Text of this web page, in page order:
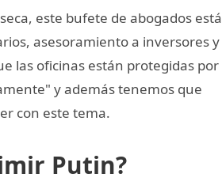
este bufete de abogados está
asesoramiento a inversores y
las oficinas están protegidas por
y además tenemos que
con este tema.
Putin?